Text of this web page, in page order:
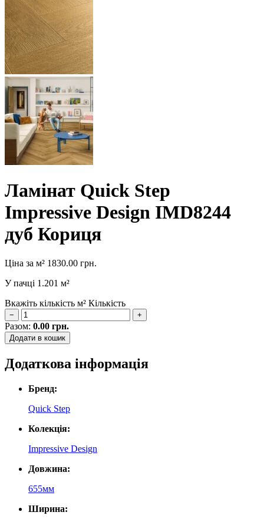
Ламінат Quick Step
Impressive Design IMD8244
дуб Кориця
Ціна за м² 1830.00 грн.
У пачці 1.201 м²
Вкажіть кількість м² Кількість
− +
Разом: 0.00 грн.
Додати в кошик
Додаткова інформація
Бренд:
Quick Step
Колекція:
Impressive Design
Довжина:
655мм
Ширина: